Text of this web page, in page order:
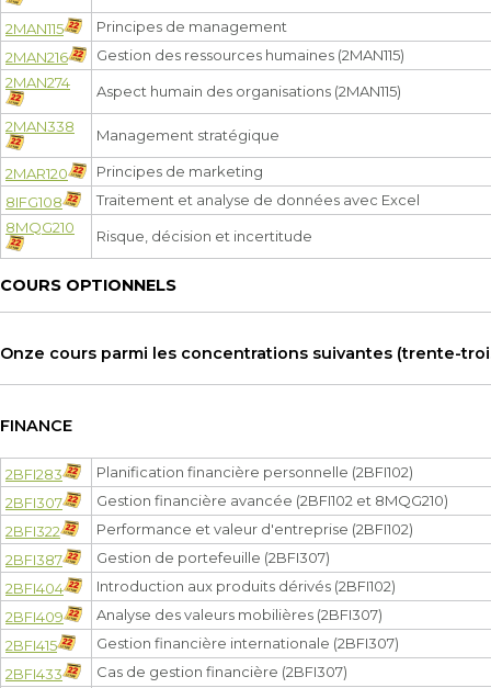
2MAN115
Principes de management
2MAN216
Gestion des ressources humaines (2MAN115)
2MAN274
Aspect humain des organisations (2MAN115)
2MAN338
Management stratégique
2MAR120
Principes de marketing
8IFG108
Traitement et analyse de données avec Excel
8MQG210
Risque, décision et incertitude
COURS OPTIONNELS
Onze cours parmi les concentrations suivantes (trente-
FINANCE
2BFI283
Planification financière personnelle (2BFI102)
2BFI307
Gestion financière avancée (2BFI102 et 8MQG210)
2BFI322
Performance et valeur d'entreprise (2BFI102)
2BFI387
Gestion de portefeuille (2BFI307)
2BFI404
Introduction aux produits dérivés (2BFI102)
2BFI409
Analyse des valeurs mobilières (2BFI307)
2BFI415
Gestion financière internationale (2BFI307)
2BFI433
Cas de gestion financière (2BFI307)